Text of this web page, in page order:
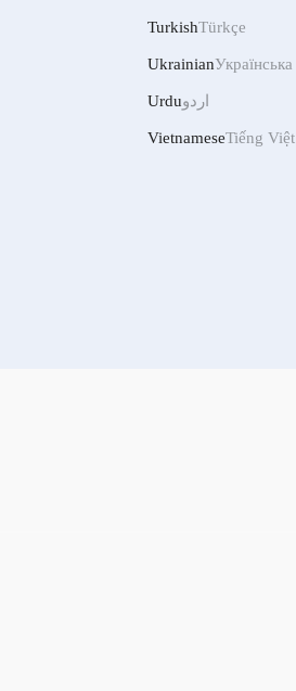
TurkishTürkçe
UkrainianУкраїнська
Urduاردو
VietnameseTiếng Việt